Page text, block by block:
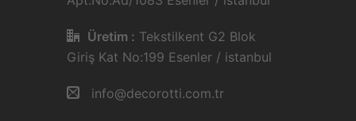
Üretim : Tekstilkent G2 Blok
Giriş Kat No:199 Esenler / istanbul
info@decorotti.com.tr